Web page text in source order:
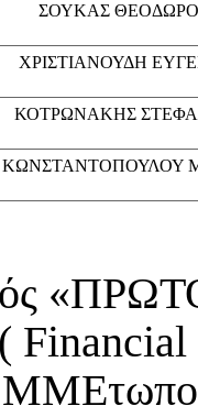
ΣΟΥΚΑΣ
ΧΡΙΣΤΙΑΝΟΥΔΗ
ΚΟΤΡΩΝΑΚΗΣ
ΚΩΝΣΤΑΝΤΟΠΟΥΛΟΥ